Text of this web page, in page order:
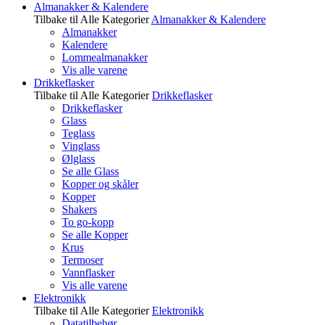
Almanakker & Kalendere
Tilbake til Alle Kategorier Almanakker & Kalendere
Almanakker
Kalendere
Lommealmanakker
Vis alle varene
Drikkeflasker
Tilbake til Alle Kategorier Drikkeflasker
Drikkeflasker
Glass
Teglass
Vinglass
Ølglass
Se alle Glass
Kopper og skåler
Kopper
Shakers
To go-kopp
Se alle Kopper
Krus
Termoser
Vannflasker
Vis alle varene
Elektronikk
Tilbake til Alle Kategorier Elektronikk